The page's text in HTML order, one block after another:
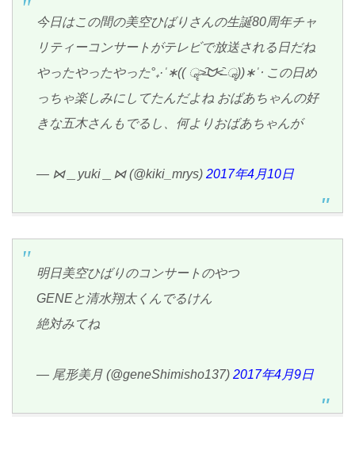
今日はこの間の美空ひばりさんの生誕80周年チャ
リティーコンサートがテレビで放送される日だね
やったやったやった°₊·ˈ∗(( ॣ>̶᷇ᗢ<̶᷆ ॣ))∗ˈ‧ この日め
っちゃ楽しみにしてたんだよね おばあちゃんの好
きな五木さんもでるし、何よりおばあちゃんが
— ⋈＿yuki＿⋈ (@kiki_mrys) 2017年4月10日
明日美空ひばりのコンサートのやつ
GENEと清水翔太くんでるけん
絶対みてね
— 尾形美月 (@geneShimisho137) 2017年4月9日